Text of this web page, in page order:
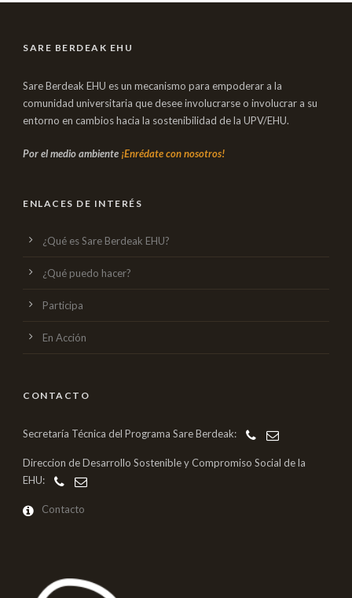
SARE BERDEAK EHU
Sare Berdeak EHU es un mecanismo para empoderar a la
comunidad universitaria que desee involucrarse o involucrar a su
entorno en cambios hacia la sostenibilidad de la UPV/EHU.
Por el medio ambiente ¡Enrédate con nosotros!
ENLACES DE INTERÉS
¿Qué es Sare Berdeak EHU?
¿Qué puedo hacer?
Participa
En Acción
CONTACTO
Secretaría Técnica del Programa Sare Berdeak:
Direccion de Desarrollo Sostenible y Compromiso Social de la
EHU:
Contacto